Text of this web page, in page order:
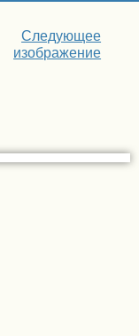
Следующее
изображение